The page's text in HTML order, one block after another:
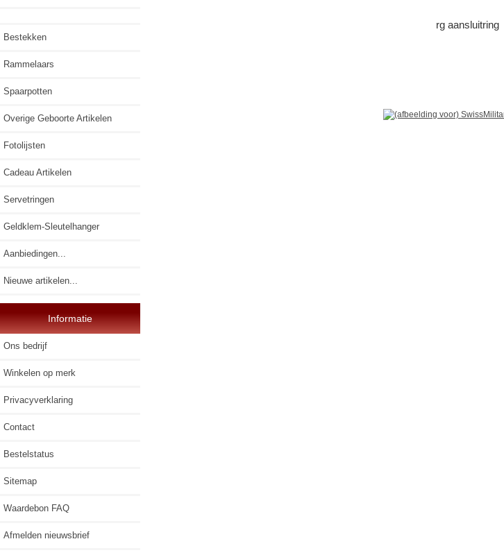
Bestekken
Rammelaars
Spaarpotten
Overige Geboorte Artikelen
Fotolijsten
Cadeau Artikelen
Servetringen
Geldklem-Sleutelhanger
Aanbiedingen...
Nieuwe artikelen...
Informatie
Ons bedrijf
Winkelen op merk
Privacyverklaring
Contact
Bestelstatus
Sitemap
Waardebon FAQ
Afmelden nieuwsbrief
rg aansluitring